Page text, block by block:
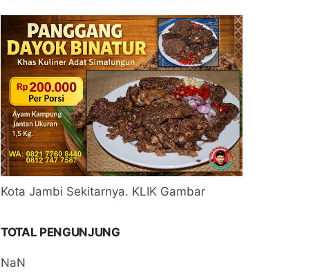
Kota Jambi Sekitarnya. KLIK Gambar
TOTAL PENGUNJUNG
NaN